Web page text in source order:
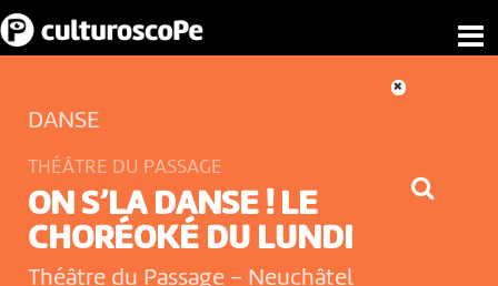
DANSE
THÉÂTRE DU PASSAGE
ON S’LA DANSE ! LE
CHORÉOKÉ DU LUNDI
Théâtre du Passage - Neuchâtel